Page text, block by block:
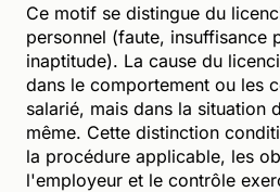
Ce motif se distingue du
personnel (faute, insuffisance
inaptitude). La cause du
dans le comportement ou les
salarié, mais dans la situation
même. Cette distinction
la procédure applicable, les
l'employeur et le contrôle